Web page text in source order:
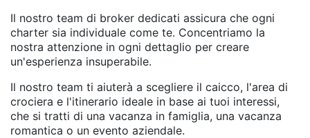
Il nostro team di broker dedicati assicura che ogni
charter sia individuale come te. Concentriamo la
nostra attenzione in ogni dettaglio per creare
un'esperienza insuperabile.
Il nostro team ti aiuterà a scegliere il caicco, l'area di
crociera e l'itinerario ideale in base ai tuoi interessi,
che si tratti di una vacanza in famiglia, una vacanza
romantica o un evento aziendale.